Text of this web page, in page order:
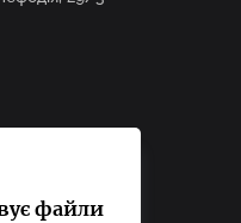
мережах
файли